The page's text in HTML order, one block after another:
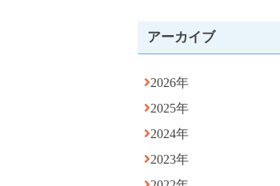
アーカイブ
2026年
2025年
2024年
2023年